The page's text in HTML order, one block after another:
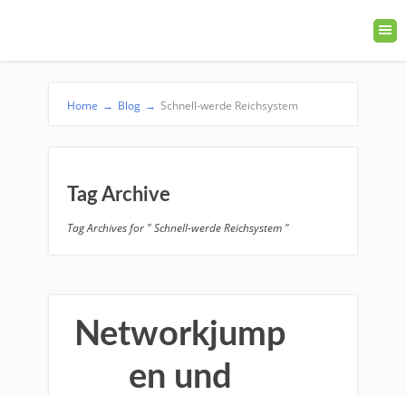
Home → Blog → Schnell-werde Reichsystem
Tag Archive
Tag Archives for " Schnell-werde Reichsystem "
Networkjump
en und